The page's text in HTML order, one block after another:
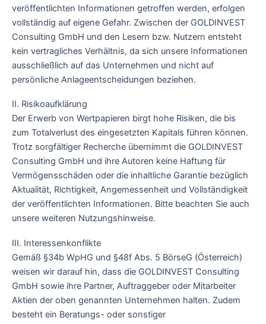
veröffentlichten Informationen getroffen werden, erfolgen
vollständig auf eigene Gefahr. Zwischen der GOLDINVEST
Consulting GmbH und den Lesern bzw. Nutzern entsteht
kein vertragliches Verhältnis, da sich unsere Informationen
ausschließlich auf das Unternehmen und nicht auf
persönliche Anlageentscheidungen beziehen.
II. Risikoaufklärung
Der Erwerb von Wertpapieren birgt hohe Risiken, die bis
zum Totalverlust des eingesetzten Kapitals führen können.
Trotz sorgfältiger Recherche übernimmt die GOLDINVEST
Consulting GmbH und ihre Autoren keine Haftung für
Vermögensschäden oder die inhaltliche Garantie bezüglich
Aktualität, Richtigkeit, Angemessenheit und Vollständigkeit
der veröffentlichten Informationen. Bitte beachten Sie auch
unsere weiteren Nutzungshinweise.
III. Interessenkonflikte
Gemäß §34b WpHG und §48f Abs. 5 BörseG (Österreich)
weisen wir darauf hin, dass die GOLDINVEST Consulting
GmbH sowie ihre Partner, Auftraggeber oder Mitarbeiter
Aktien der oben genannten Unternehmen halten. Zudem
besteht ein Beratungs- oder sonstiger